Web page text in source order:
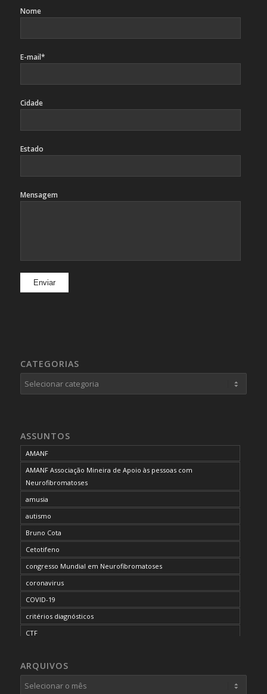
Nome
E-mail*
Cidade
Estado
Mensagem
CATEGORIAS
Categorias
ASSUNTOS
AMANF
AMANF Associação Mineira de Apoio às pessoas com
Neurofibromatoses
amusia
autismo
Bruno Cota
Cetotifeno
congresso Mundial em Neurofibromatoses
coronavirus
COVID-19
critérios diagnósticos
CTF
desordem do processamento auditivo
diagnóstico
ARQUIVOS